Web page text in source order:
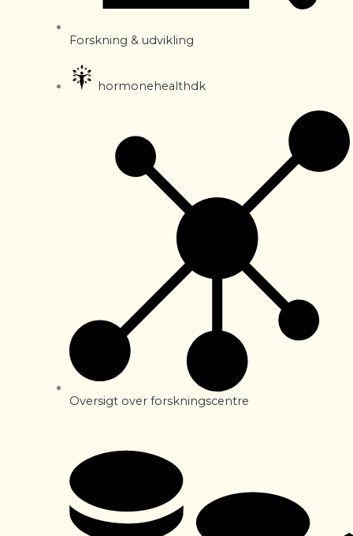
Forskning & udvikling
hormonehealthdk
Oversigt over forskningscentre